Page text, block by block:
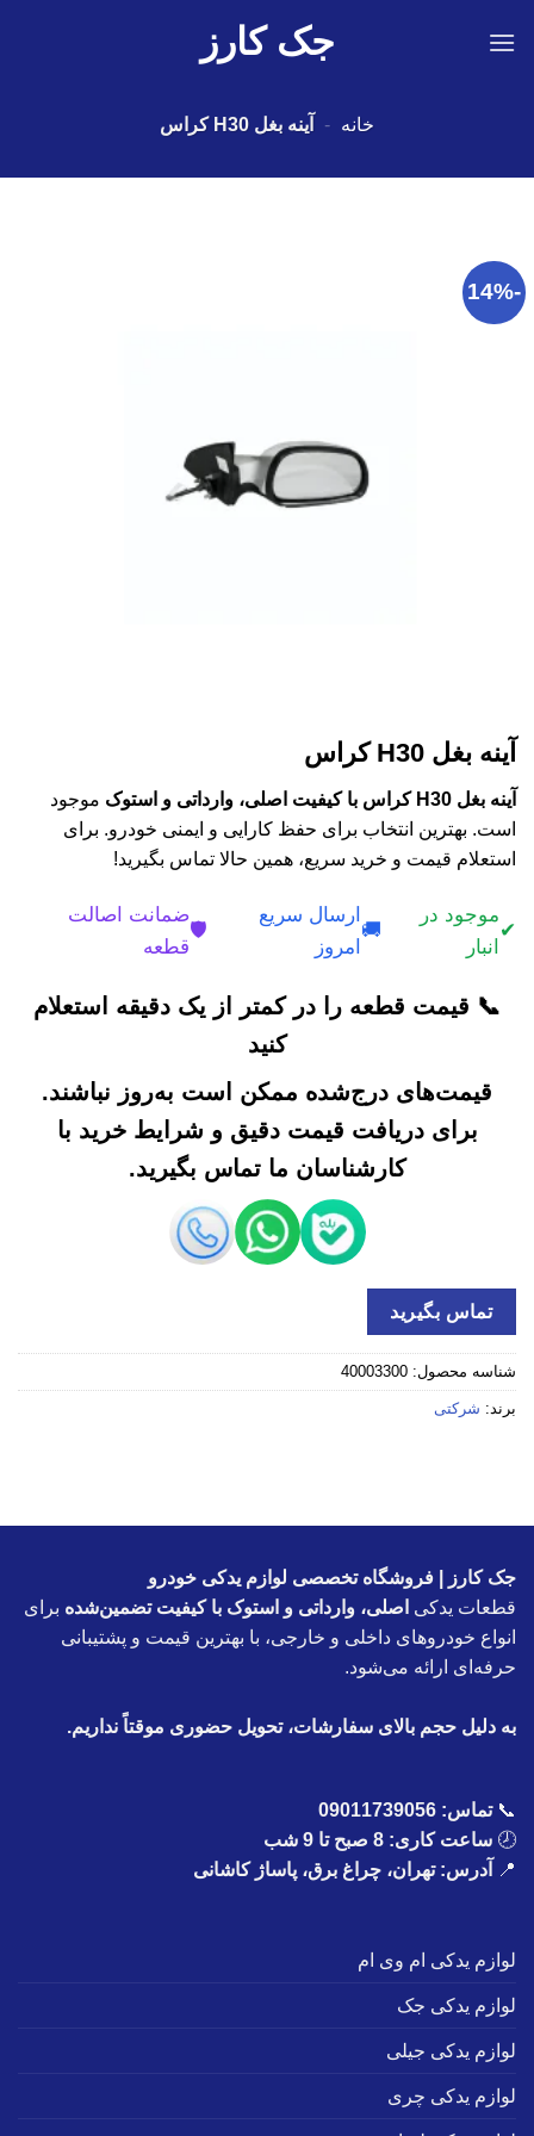
جک کارز
خانه - آینه بغل H30 کراس
-14%
آینه بغل H30 کراس
آینه بغل H30 کراس با کیفیت اصلی، وارداتی و استوک
موجود
است. بهترین انتخاب برای حفظ کارایی و ایمنی خودرو. برای
استعلام قیمت و خرید سریع، همین حالا تماس بگیرید!
✔
موجود در
انبار
🚚
ارسال سریع
امروز
🛡️
ضمانت اصالت
قطعه
📞 قیمت قطعه را در کمتر از یک دقیقه استعلام
کنید
قیمت‌های درج‌شده ممکن است به‌روز نباشند.
برای دریافت قیمت دقیق و شرایط خرید با
کارشناسان ما تماس بگیرید.
تماس بگیرید
شناسه محصول: 40003300
برند: شرکتی
جک کارز | فروشگاه تخصصی لوازم یدکی خودرو
قطعات یدکی اصلی، وارداتی و استوک با کیفیت تضمین‌شده برای
انواع خودروهای داخلی و خارجی، با بهترین قیمت و پشتیبانی
حرفه‌ای ارائه می‌شود.
به دلیل حجم بالای سفارشات، تحویل حضوری موقتاً نداریم.
📞تماس: 09011739056
🕗 ساعت کاری: 8 صبح تا 9 شب
📍
آدرس: تهران، چراغ برق، پاساژ کاشانی
لوازم یدکی ام وی ام
لوازم یدکی جک
لوازم یدکی جیلی
لوازم یدکی چری